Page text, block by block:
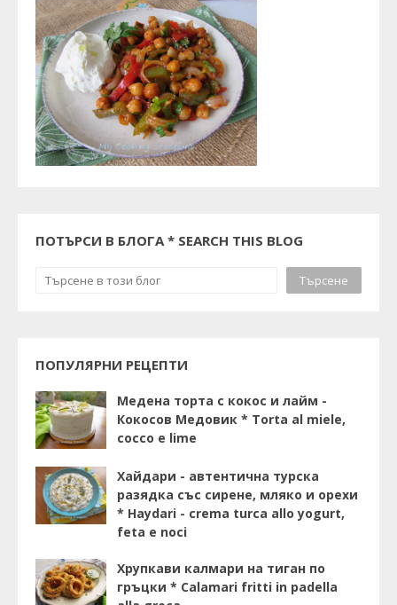
ПОТЪРСИ В БЛОГА * SEARCH THIS BLOG
ПОПУЛЯРНИ РЕЦЕПТИ
Медена торта с кокос и лайм -
Кокосов Медовик * Torta al miele,
cocco e lime
Хайдари - автентична турска
разядка със сирене, мляко и орехи
* Haydari - crema turca allo yogurt,
feta e noci
Хрупкави калмари на тиган по
гръцки * Calamari fritti in padella